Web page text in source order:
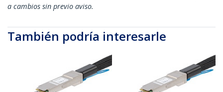
a cambios sin previo aviso.
También podría interesarle